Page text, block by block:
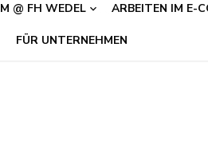
@ FH WEDEL ARBEITEN IM E-
FÜR UNTERNEHMEN